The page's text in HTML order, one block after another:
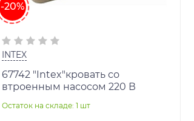
-20%
INTEX
67742 "Intex"кровать со
втроенным насосом 220 В
Остаток на складе: 1 шт